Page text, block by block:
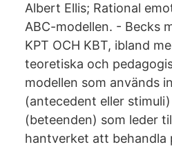
Albert Ellis; Rational
ABC-modellen. - Becks
KPT OCH KBT, ibland
teoretiska och
modellen som används
(antecedent eller
(beteenden) som leder
hantverket att behandla